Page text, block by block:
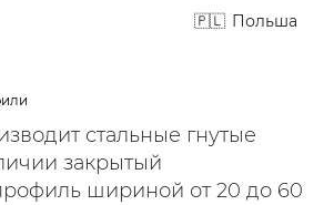
Польша
стальные гнутые
закрытый
шириной от 20 до 60